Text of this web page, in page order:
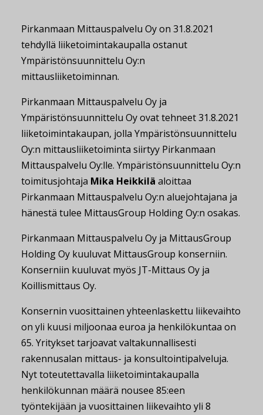
Pirkanmaan Mittauspalvelu Oy on 31.8.2021
tehdyllä liiketoimintakaupalla ostanut
Ympäristönsuunnittelu Oy:n
mittausliiketoiminnan.
Pirkanmaan Mittauspalvelu Oy ja
Ympäristönsuunnittelu Oy ovat tehneet 31.8.2021
liiketoimintakaupan, jolla Ympäristönsuunnittelu
Oy:n mittausliiketoiminta siirtyy Pirkanmaan
Mittauspalvelu Oy:lle. Ympäristönsuunnittelu Oy:n
toimitusjohtaja Mika Heikkilä aloittaa
Pirkanmaan Mittauspalvelu Oy:n aluejohtajana ja
hänestä tulee MittausGroup Holding Oy:n osakas.
Pirkanmaan Mittauspalvelu Oy ja MittausGroup
Holding Oy kuuluvat MittausGroup konserniin.
Konserniin kuuluvat myös JT-Mittaus Oy ja
Koillismittaus Oy.
Konsernin vuosittainen yhteenlaskettu liikevaihto
on yli kuusi miljoonaa euroa ja henkilökuntaa on
65. Yritykset tarjoavat valtakunnallisesti
rakennusalan mittaus- ja konsultointipalveluja.
Nyt toteutettavalla liiketoimintakaupalla
henkilökunnan määrä nousee 85:een
työntekijään ja vuosittainen liikevaihto yli 8